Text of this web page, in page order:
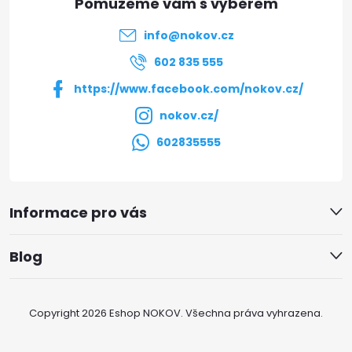
info@nokov.cz
602 835 555
https://www.facebook.com/nokov.cz/
nokov.cz/
602835555
Informace pro vás
Blog
Copyright 2026 Eshop NOKOV. Všechna práva vyhrazena.